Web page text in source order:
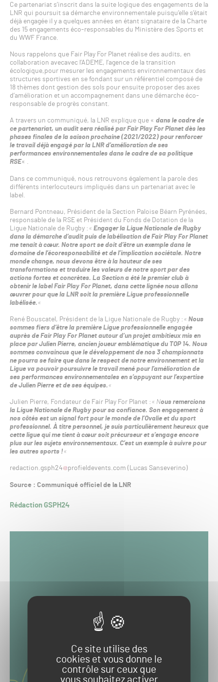
Ce site utilise des
cookies et vous donne le
contrôle sur ceux que
vous souhaitez activer
Ce partenariat s’inscrit dans la suite logique des engagements de la
LNR qui poursuit sa démarche environnementale puisqu’elle s’était
déjà engagée il y a quelques années en étant signataire de la Charte
des 15 engagements éco-responsables du Ministère des Sports et
du WWF France.
Nous rappelons que Fair Play For Planet réalise des audits, en
collaboration avecavec l’ADEME, l’agence de la transition
écologique,pour mesurer les engagements environnementaux des
structures sportives en se fondant sur un référentiel composé de
18 thèmes dont gestion des sols pour ensuite proposer des axes
d’amélioration et un accompagnement dans une démarche éco-
responsable de progrès constant.
A travers un communiqué, la LNR explique que « dans le cadre de
ce partenariat, un audit sera réalisé par Fair Play For Planet dès les
phases finales de la saison prochaine (2021/2022) pour renforcer
le travail déjà engagé par la LNR d’amélioration de ses
performances environnementales dans le cadre de sa politique
RSE« .
Dans ce communiqué, nous retrouvons également la parole des
différents interlocuteurs impliqués dans un partenariat avec le
label.
Bernard Pontneau, Président de la Section Paloise Béarn Pyrénées,
responsable de la RSE et Président du Fonds de Dotation de la
Ligue Nationale de Rugby : « Engager la Ligue Nationale de Rugby
dans la démarche d’audit puis de labélisation de Fair Play For Planet
me tenait à cœur. Notre sport se doit d’être un exemple dans le
domaine de l’écoresponsabilité et de l’implication sociétale. Notre
monde change, nous devons être à la hauteur de ses
transformations et traduire les valeurs de notre sport par des
actions fortes et concrètes. La Section a été le premier club à
obtenir le label Fair Play For Planet, dans cette lignée nous allons
œuvrer pour que la LNR soit la première Ligue professionnelle
labélisée. «
René Bouscatel, Président de la Ligue Nationale de Rugby : « Nous
sommes fiers d’être la première Ligue professionnelle engagée
auprès de Fair Play For Planet autour d’un projet ambitieux mis en
place par Julien Pierre, ancien joueur emblématique du TOP 14. Nous
sommes convaincus que le développement de nos 3 championnats
ne pourra se faire que dans le respect de notre environnement et la
Ligue va pouvoir poursuivre le travail mené pour l’amélioration de
ses performances environnementales en s’appuyant sur l’expertise
de Julien Pierre et de ses équipes. «
Julien Pierre, Fondateur de Fair Play For Planet : « Nous remercions
la Ligue Nationale de Rugby pour sa confiance. Son engagement à
nos côtés est un signal fort pour le monde de l’Ovalie et du sport
professionnel. À titre personnel, je suis particulièrement heureux que
cette ligue qui me tient à cœur soit précurseur et s’engage encore
plus sur les sujets environnementaux. C’est un exemple à suivre pour
les autres sports ! «
redaction.gsph24 profieldevents.com (Lucas Sanseverino)
Source : Communiqué officiel de la LNR
Rédaction GSPH24